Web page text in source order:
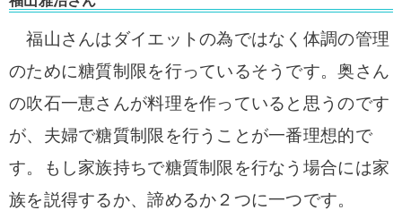
福山さんはダイエットの為ではなく体調の管理
のために糖質制限を行っているそうです。奥さん
の吹石一恵さんが料理を作っていると思うのです
が、夫婦で糖質制限を行うことが一番理想的で
す。
もし家族持ちで糖質制限を行なう場合には家
族を説得するか、諦めるか２つに一つです。